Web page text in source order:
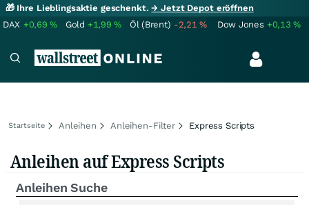
🎁 Ihre Lieblingsaktie geschenkt.→ Jetzt Depot eröffnen
DAX +0,69% Gold +1,99% Öl (Brent) -2,21% Dow Jones +0,13%
Startseite Anleihen Anleihen-Filter Express Scripts
Anleihen auf Express Scripts
Anleihen Suche